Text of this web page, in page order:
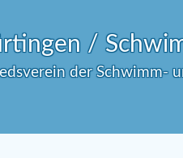
/
der Schwimm-